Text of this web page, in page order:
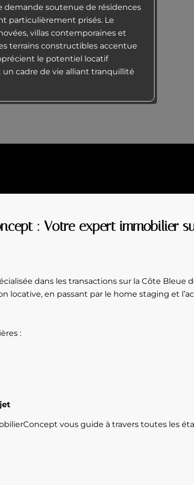
demande soutenue de résidences
particulièrement prisés. Le
villas contemporaines et
terrains constructibles accentue
le potentiel locatif
cadre de vie alliant tranquillité
: Votre expert immobilier
dans les transactions sur la Côte Bleue
locative, en passant par le home staging et
:
vous guide à travers toutes les